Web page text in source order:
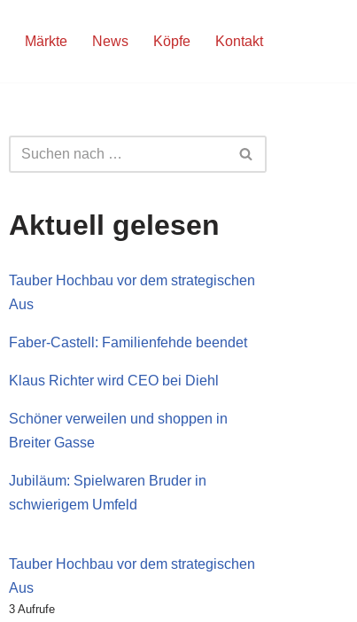
Märkte News Köpfe Kontakt
Aktuell gelesen
Tauber Hochbau vor dem strategischen
Aus
Faber-Castell: Familienfehde beendet
Klaus Richter wird CEO bei Diehl
Schöner verweilen und shoppen in
Breiter Gasse
Jubiläum: Spielwaren Bruder in
schwierigem Umfeld
Tauber Hochbau vor dem strategischen
Aus
3 Aufrufe